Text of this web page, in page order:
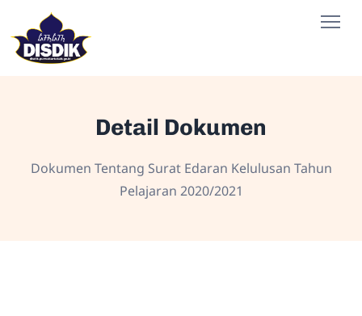
Detail Dokumen
Dokumen Tentang Surat Edaran Kelulusan Tahun
Pelajaran 2020/2021